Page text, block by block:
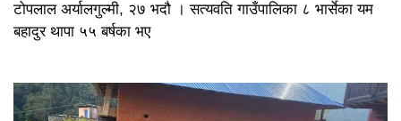
टोपलाल अर्यालगुल्मी, २७ भदौ । सत्यवति गाउँपालिका ८ भार्सेका यम
बहादुर थापा ५५ बर्षका भए